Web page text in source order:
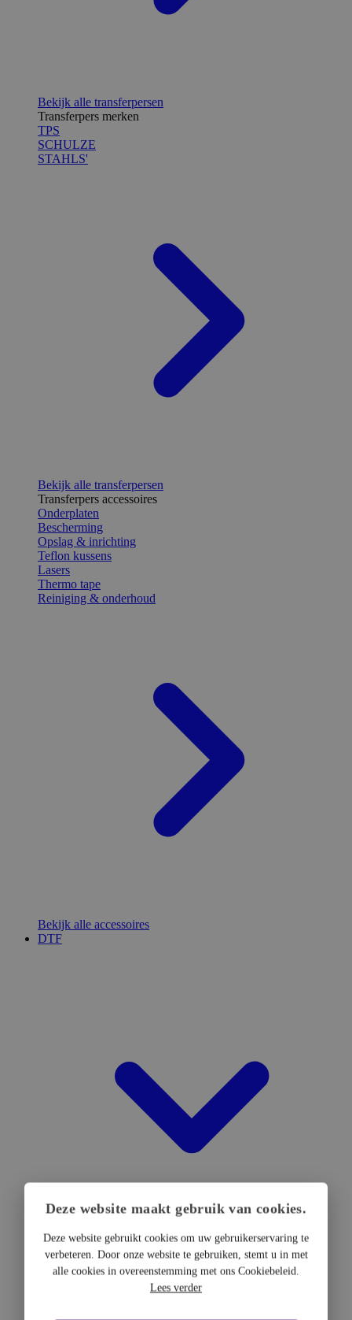
Bekijk alle transferpersen
Transferpers merken
TPS
SCHULZE
STAHLS'
Bekijk alle transferpersen
Transferpers accessoires
Onderplaten
Bescherming
Opslag & inrichting
Teflon kussens
Lasers
Thermo tape
Reiniging & onderhoud
Bekijk alle accessoires
DTF
DTF Hardware
DTF Printers
Deze website maakt gebruik van cookies.
Deze website gebruikt cookies om uw gebruikerservaring te
verbeteren. Door onze website te gebruiken, stemt u in met
alle cookies in overeenstemming met ons Cookiebeleid.
Lees verder